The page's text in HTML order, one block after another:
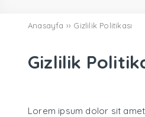
Anasayfa ›› Gizlilik Politikası
Gizlilik
Lorem ipsum dolor sit